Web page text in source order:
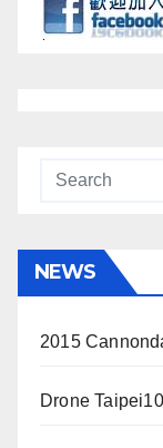
NEWS
2015
Drone